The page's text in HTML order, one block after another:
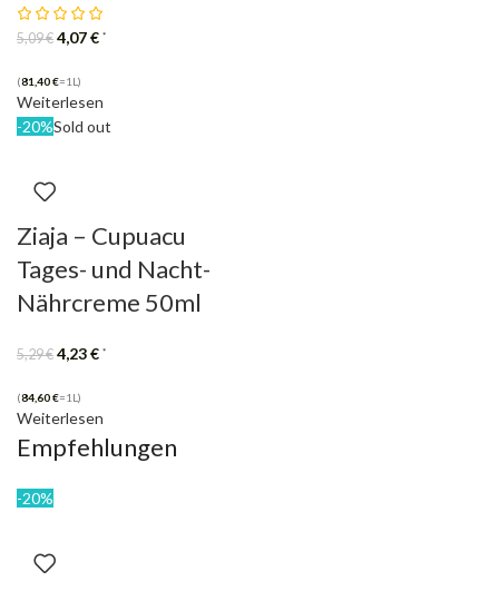
5,09€ 4,07€ *
(81,40€=1L)
Weiterlesen
-20%Sold out
Ziaja – Cupuacu
Tages- und Nacht-
Nährcreme 50ml
5,29€ 4,23€ *
(84,60€=1L)
Weiterlesen
Empfehlungen
-20%